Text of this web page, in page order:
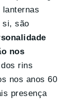
si, são
nos
rins
nos anos 60
presença